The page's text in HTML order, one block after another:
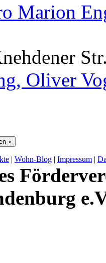
Marion
Oliver
| Wohn-Blog | Impressum |